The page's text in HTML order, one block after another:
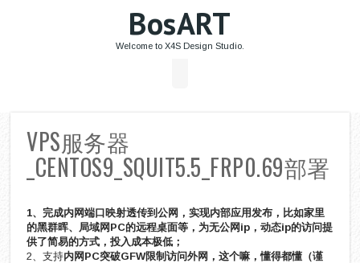
BosART
Welcome to X4S Design Studio.
VPS服务器
_CENTOS9_SQUIT5.5_FRP0.69部署
1、完成内网端口映射透传到公网，实现内部应用发布，比如家里
的黑群晖、局域网PC的远程桌面等，为无公网ip，动态ip的访问提
供了简易的方式，投入成本极低；
2、支持内网PC突破GFW限制访问外网，这个嘛，懂得都懂（谨